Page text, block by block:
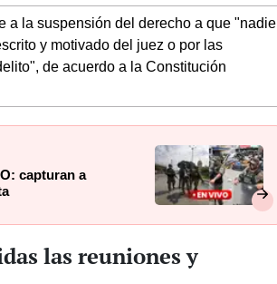
a la suspensión del derecho a que "nadie
y motivado del juez o por las
de acuerdo a la Constitución
capturan a
las reuniones y